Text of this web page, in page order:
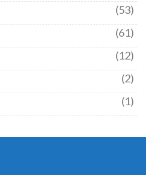
(53)
(61)
(12)
(2)
(1)